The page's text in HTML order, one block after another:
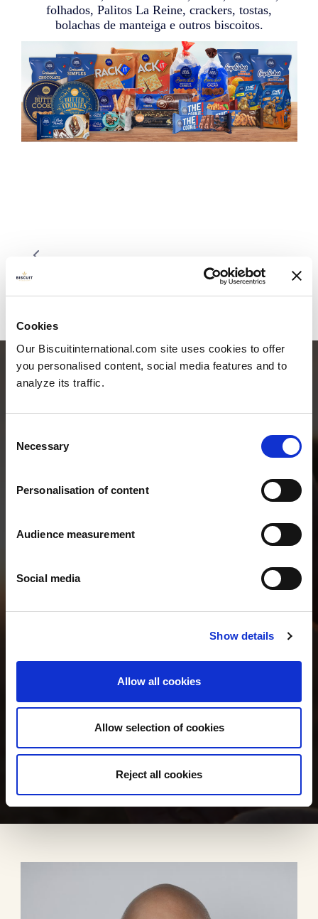
Cookies
Our Biscuitinternational.com site uses cookies to offer
you personalised content, social media features and to
analyze its traffic.
Selection
Necessary
Personalisation of content
Audience measurement
Social media
Show details
Allow all cookies
Allow selection of cookies
Reject all cookies
folhados, Palitos La Reine, crackers, tostas,
bolachas de manteiga e outros biscoitos.